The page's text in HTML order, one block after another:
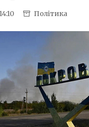
Політика